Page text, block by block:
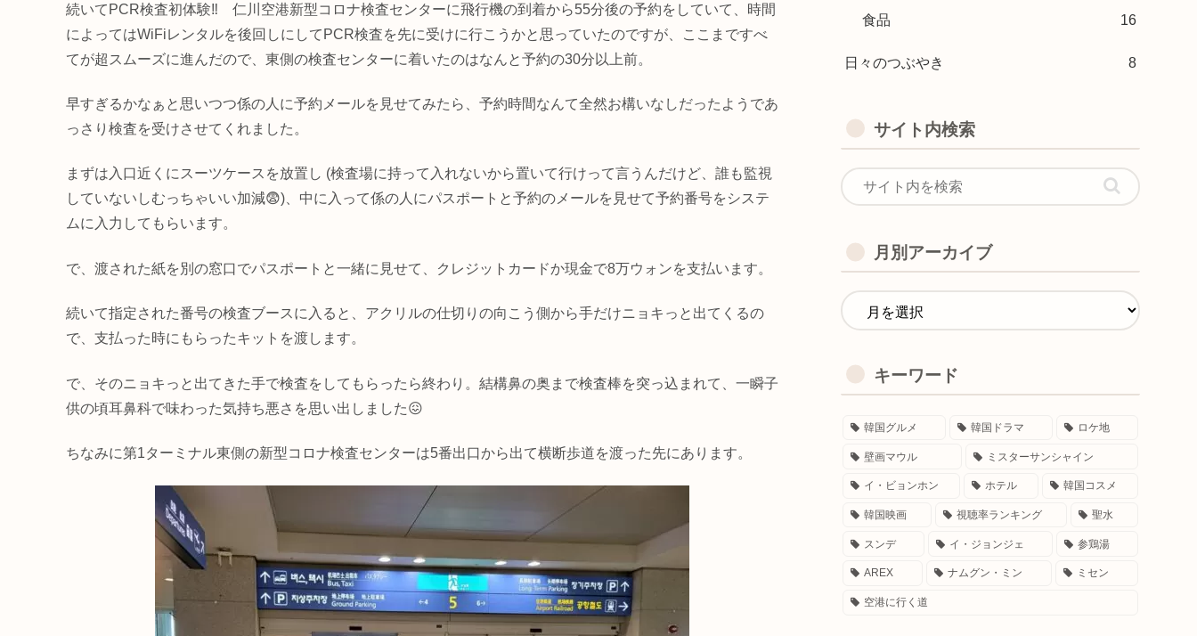
続いてPCR検査初体験‼️ 仁川空港新型コロナ検査センターに飛行機の到着から55分後の予約をしていて、時間
によってはWiFiレンタルを後回しにしてPCR検査を先に受けに行こうかと思っていたのですが、ここまですべ
てが超スムーズに進んだので、東側の検査センターに着いたのはなんと予約の30分以上前。
早すぎるかなぁと思いつつ係の人に予約メールを見せてみたら、予約時間なんて全然お構いなしだったようであ
っさり検査を受けさせてくれました。
まずは入口近くにスーツケースを放置し (検査場に持って入れないから置いて行けって言うんだけど、誰も監視
していないしむっちゃいい加減😨)、中に入って係の人にパスポートと予約のメールを見せて予約番号をシステ
ムに入力してもらいます。
で、渡された紙を別の窓口でパスポートと一緒に見せて、クレジットカードか現金で8万ウォンを支払います。
続いて指定された番号の検査ブースに入ると、アクリルの仕切りの向こう側から手だけニョキっと出てくるの
で、支払った時にもらったキットを渡します。
で、そのニョキっと出てきた手で検査をしてもらったら終わり。結構鼻の奥まで検査棒を突っ込まれて、一瞬子
供の頃耳鼻科で味わった気持ち悪さを思い出しました😖
ちなみに第1ターミナル東側の新型コロナ検査センターは5番出口から出て横断歩道を渡った先にあります。
食品 16
日々のつぶやき 8
サイト内検索
月別アーカイブ
キーワード
韓国グルメ 韓国ドラマ ロケ地
壁画マウル ミスターサンシャイン
イ・ビョンホン ホテル 韓国コスメ
韓国映画 視聴率ランキング 聖水
スンデ イ・ジョンジェ 参鶏湯
AREX ナムグン・ミン ミセン
空港に行く道